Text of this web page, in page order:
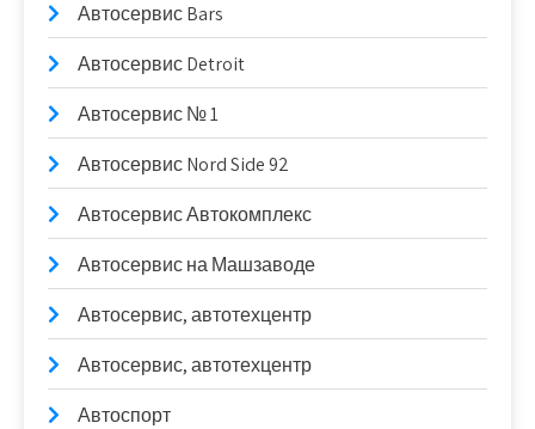
Автосервис Bars
Автосервис Detroit
Автосервис № 1
Автосервис Nord Side 92
Автосервис Автокомплекс
Автосервис на Машзаводе
Автосервис, автотехцентр
Автосервис, автотехцентр
Автоспорт